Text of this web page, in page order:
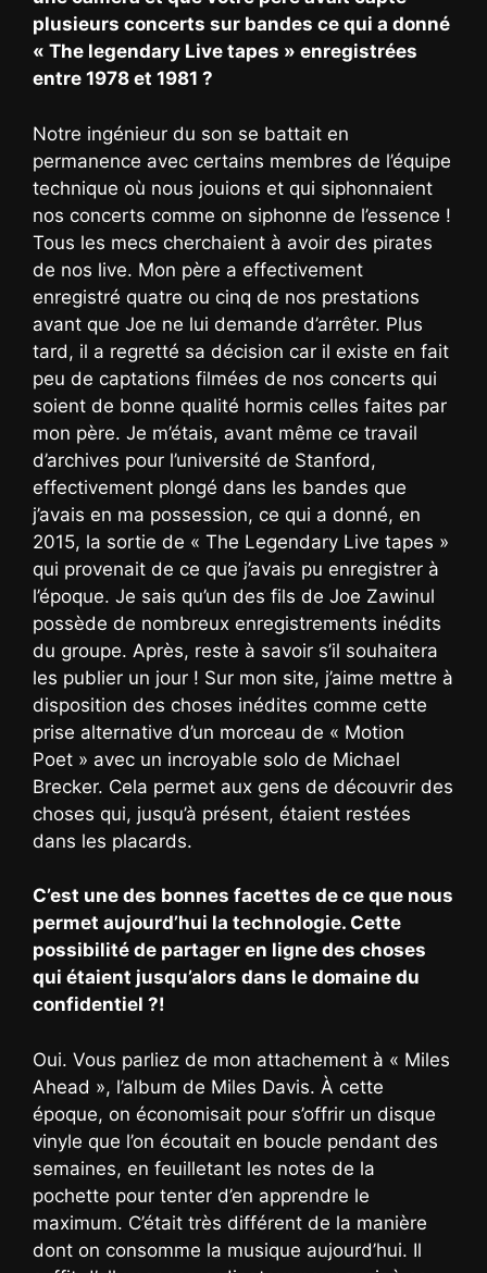
plusieurs concerts sur bandes ce qui a donné
« The legendary Live tapes » enregistrées
entre 1978 et 1981 ?
Notre ingénieur du son se battait en
permanence avec certains membres de l’équipe
technique où nous jouions et qui siphonnaient
nos concerts comme on siphonne de l’essence !
Tous les mecs cherchaient à avoir des pirates
de nos live. Mon père a effectivement
enregistré quatre ou cinq de nos prestations
avant que Joe ne lui demande d’arrêter. Plus
tard, il a regretté sa décision car il existe en fait
peu de captations filmées de nos concerts qui
soient de bonne qualité hormis celles faites par
mon père. Je m’étais, avant même ce travail
d’archives pour l’université de Stanford,
effectivement plongé dans les bandes que
j’avais en ma possession, ce qui a donné, en
2015, la sortie de « The Legendary Live tapes »
qui provenait de ce que j’avais pu enregistrer à
l’époque. Je sais qu’un des fils de Joe Zawinul
possède de nombreux enregistrements inédits
du groupe. Après, reste à savoir s’il souhaitera
les publier un jour ! Sur mon site, j’aime mettre à
disposition des choses inédites comme cette
prise alternative d’un morceau de « Motion
Poet » avec un incroyable solo de Michael
Brecker. Cela permet aux gens de découvrir des
choses qui, jusqu’à présent, étaient restées
dans les placards.
C’est une des bonnes facettes de ce que nous
permet aujourd’hui la technologie. Cette
possibilité de partager en ligne des choses
qui étaient jusqu’alors dans le domaine du
confidentiel ?!
Oui. Vous parliez de mon attachement à « Miles
Ahead », l’album de Miles Davis. À cette
époque, on économisait pour s’offrir un disque
vinyle que l’on écoutait en boucle pendant des
semaines, en feuilletant les notes de la
pochette pour tenter d’en apprendre le
maximum. C’était très différent de la manière
dont on consomme la musique aujourd’hui. Il